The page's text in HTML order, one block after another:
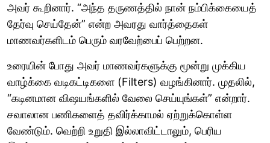
அவர் கூறினார். “அந்த தருணத்தில் நான் நம்பிக்கையைத்
தேர்வு செய்தேன்” என்ற அவரது வார்த்தைகள்
மாணவர்களிடம் பெரும் வரவேற்பைப் பெற்றன.
உரையின் போது அவர் மாணவர்களுக்கு மூன்று முக்கிய
வாழ்க்கை வடிகட்டிகளை (Filters) வழங்கினார். முதலில்,
“கடினமான விஷயங்களில் வேலை செய்யுங்கள்” என்றார்.
சவாலான பணிகளைத் தவிர்க்காமல் ஏற்றுக்கொள்ள
வேண்டும். வெற்றி உறுதி இல்லாவிட்டாலும், பெரிய